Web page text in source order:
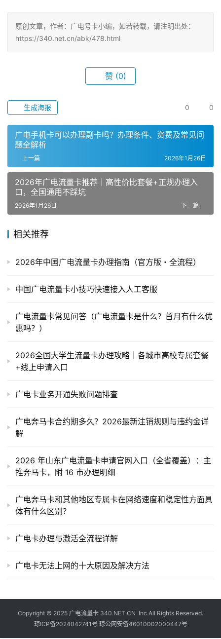
原创文章，作者：广电号卡小编，如若转载，请注明出处：
https://340.net.cn/abk/478.html
赞 (0)
0 0
生成海报
广电手机卡可以办理副卡吗？办理条件、资费及常见问
题全解析
上一篇 2026年1月26日
2026年广电流量卡推荐｜高性价比套餐+正规办理入
口，全国通用不踩坑
下一篇
2026年1月26日
相关推荐
2026年中国广电流量卡办理指南（官方版・全流程）
中国广电流量卡小技巧快速接入人工客服
广电流量卡常见问答（广电流量卡是什么？首月有什么优
惠吗？）
2026全国大学生流量卡办理攻略｜各城市高校专属套餐
+线上申请入口
广电卡业务开通失败问题排查
广电奔马卡合约期多久？2026最新注销规则与违约金详
解
2026 年山东广电流量卡申请官网入口（全省覆盖）：主
推奔马卡，附 16 市办理明细
广电奔马卡和其他地区专属卡在网络速度和稳定性方面具
体有什么区别？
广电卡办理与激活全流程详解
广电卡无法上网的十大原因及解决方法
Copyright © 2025 广电流量卡 340.NET.CN Inc.All Rights Reserved.
琼ICP备2024042741号 琼公网安备46010002000447号